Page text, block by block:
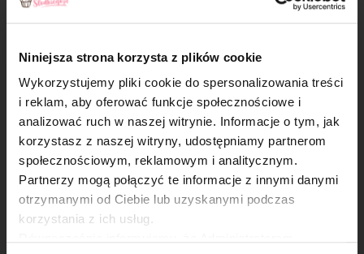
Niniejsza strona korzysta z plików cookie
Wykorzystujemy pliki cookie do spersonalizowania treści
i reklam, aby oferować funkcje społecznościowe i
analizować ruch w naszej witrynie. Informacje o tym, jak
korzystasz z naszej witryny, udostępniamy partnerom
społecznościowym, reklamowym i analitycznym.
Partnerzy mogą połączyć te informacje z innymi danymi
otrzymanymi od Ciebie lub uzyskanymi podczas
korzystania z ich usług.
Żółtka, cukier i obie mąki zmiksuj z 250 ml mleka.
×